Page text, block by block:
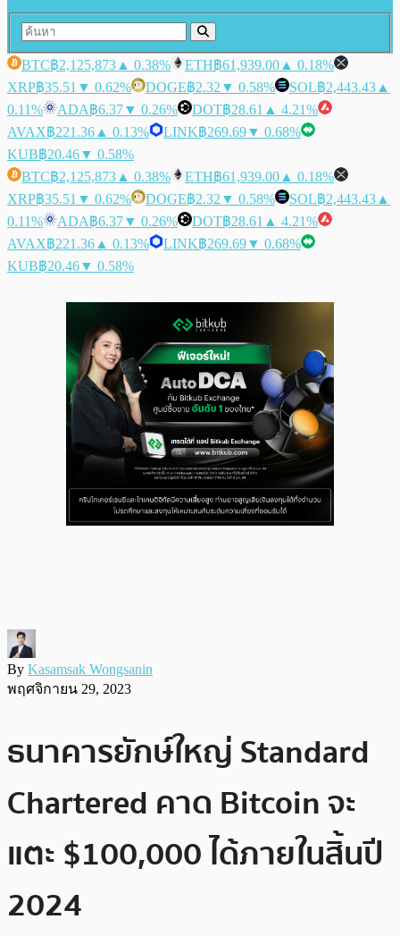
BTC฿2,125,873 ▲ 0.38% ETH฿61,939.00 ▲ 0.18%
XRP฿35.51 ▼ 0.62% DOGE฿2.32 ▼ 0.58% SOL฿2,443.43 ▲
0.11%
ADA฿6.37▼ 0.26% DOT฿28.61 ▲ 4.21%
AVAX฿221.36 ▲ 0.13% LINK฿269.69▼ 0.68%
KUB฿20.46▼ 0.58%
BTC฿2,125,873 ▲ 0.38% ETH฿61,939.00 ▲ 0.18%
XRP฿35.51 ▼ 0.62% DOGE฿2.32 ▼ 0.58% SOL฿2,443.43 ▲
0.11%
ADA฿6.37▼ 0.26% DOT฿28.61 ▲ 4.21%
AVAX฿221.36 ▲ 0.13% LINK฿269.69▼ 0.68%
KUB฿20.46▼ 0.58%
By Kasamsak Wongsanin
พฤศจิกายน 29, 2023
ธนาคารยักษ์ใหญ่ Standard
Chartered คาด Bitcoin จะ
แตะ $100,000 ได้ภายในสิ้นปี
2024